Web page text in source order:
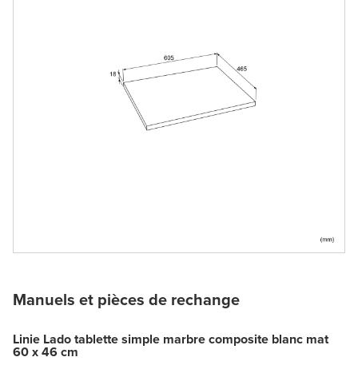
Manuels et pièces de rechange
Linie Lado tablette simple marbre composite blanc mat
60 x 46 cm